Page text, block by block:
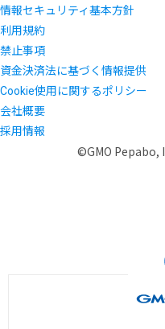
情報セキュリティ基本方針
利用規約
禁止事項
資金決済法に基づく情報提供
Cookie使用に関するポリシー
会社概要
採用情報
©GMO Pepabo,